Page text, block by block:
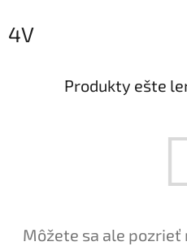
4V
Produkty ešte
Môžete sa ale